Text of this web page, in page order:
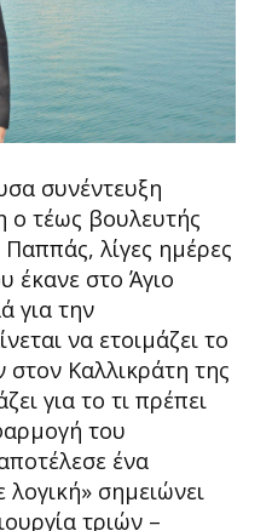
συνέντευξη
τέως βουλευτής
λίγες ημέρες
έκανε στο Άγιο
για την
να ετοιμάζει το
Καλλικράτη της
για το τι πρέπει
του
ένα
σημειώνει
τριών –